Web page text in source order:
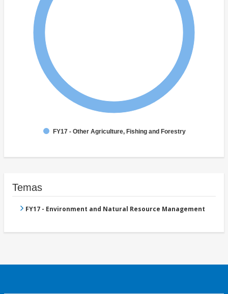
FY17 - Other Agriculture, Fishing and Forestry
Temas
FY17 - Environment and Natural Resource Management